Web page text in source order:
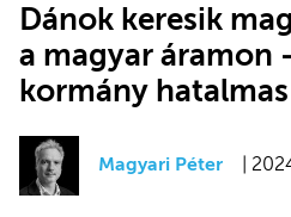
Dánok keresik
a magyar áramon
kormány
Magyari Péter |